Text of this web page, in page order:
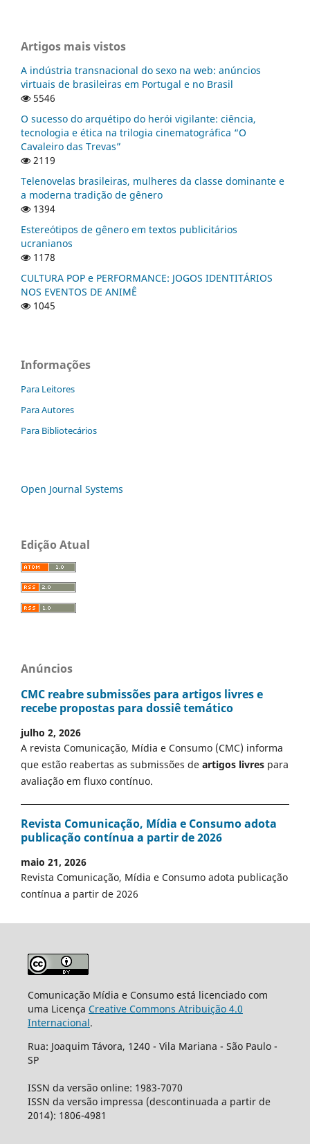
Artigos mais vistos
A indústria transnacional do sexo na web: anúncios
virtuais de brasileiras em Portugal e no Brasil
5546
O sucesso do arquétipo do herói vigilante: ciência,
tecnologia e ética na trilogia cinematográfica “O
Cavaleiro das Trevas”
2119
Telenovelas brasileiras, mulheres da classe dominante e
a moderna tradição de gênero
1394
Estereótipos de gênero em textos publicitários
ucranianos
1178
CULTURA POP e PERFORMANCE: JOGOS IDENTITÁRIOS
NOS EVENTOS DE ANIMÊ
1045
Informações
Para Leitores
Para Autores
Para Bibliotecários
Open Journal Systems
Edição Atual
Anúncios
CMC reabre submissões para artigos livres e
recebe propostas para dossiê temático
julho 2, 2026
A revista Comunicação, Mídia e Consumo (CMC) informa
que estão reabertas as submissões de artigos livres para
avaliação em fluxo contínuo.
Revista Comunicação, Mídia e Consumo adota
publicação contínua a partir de 2026
maio 21, 2026
Revista Comunicação, Mídia e Consumo adota publicação
contínua a partir de 2026
Comunicação Mídia e Consumo está licenciado com
uma Licença Creative Commons Atribuição 4.0
Internacional.
Rua: Joaquim Távora, 1240 - Vila Mariana - São Paulo -
SP
ISSN da versão online: 1983-7070
ISSN da versão impressa (descontinuada a partir de
2014): 1806-4981